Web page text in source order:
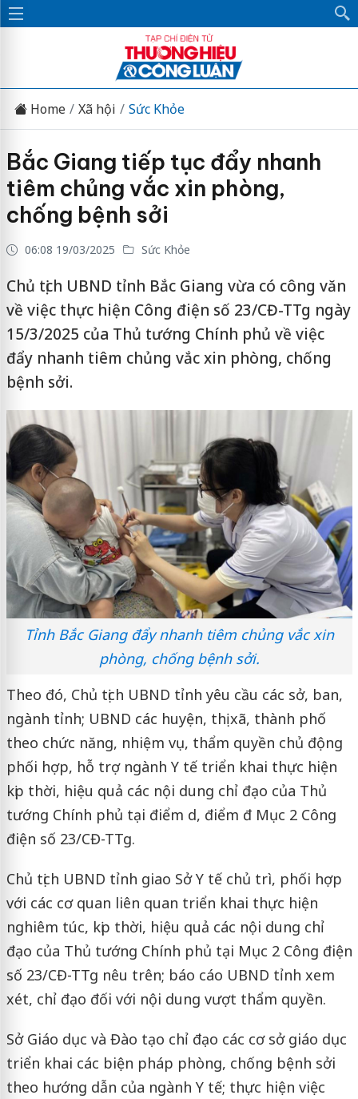
Home Xã hội Sức Khỏe
Bắc Giang tiếp tục đẩy nhanh
tiêm chủng vắc xin phòng,
chống bệnh sởi
06:08 19/03/2025 Sức Khỏe
Chủ tịch UBND tỉnh Bắc Giang vừa có công văn
về việc thực hiện Công điện số 23/CĐ-TTg ngày
15/3/2025 của Thủ tướng Chính phủ về việc
đẩy nhanh tiêm chủng vắc xin phòng, chống
bệnh sởi.
Tỉnh Bắc Giang đẩy nhanh tiêm chủng vắc xin
phòng, chống bệnh sởi.
Theo đó, Chủ tịch UBND tỉnh yêu cầu các sở, ban,
ngành tỉnh; UBND các huyện, thị xã, thành phố
theo chức năng, nhiệm vụ, thẩm quyền chủ động
phối hợp, hỗ trợ ngành Y tế triển khai thực hiện
kịp thời, hiệu quả các nội dung chỉ đạo của Thủ
tướng Chính phủ tại điểm d, điểm đ Mục 2 Công
điện số 23/CĐ-TTg.
Chủ tịch UBND tỉnh giao Sở Y tế chủ trì, phối hợp
với các cơ quan liên quan triển khai thực hiện
nghiêm túc, kịp thời, hiệu quả các nội dung chỉ
đạo của Thủ tướng Chính phủ tại Mục 2 Công điện
số 23/CĐ-TTg nêu trên; báo cáo UBND tỉnh xem
xét, chỉ đạo đối với nội dung vượt thẩm quyền.
Sở Giáo dục và Đào tạo chỉ đạo các cơ sở giáo dục
triển khai các biện pháp phòng, chống bệnh sởi
theo hướng dẫn của ngành Y tế; thực hiện việc